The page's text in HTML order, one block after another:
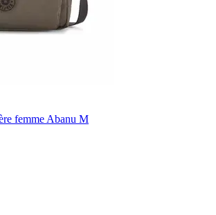
femme Abanu M